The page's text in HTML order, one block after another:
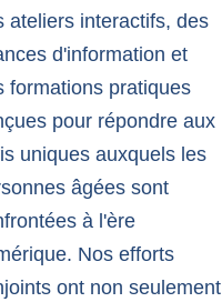
ateliers interactifs, des
d'information et
formations pratiques
pour répondre aux
uniques auxquels les
âgées sont
à l'ère
Nos efforts
ont non seulement